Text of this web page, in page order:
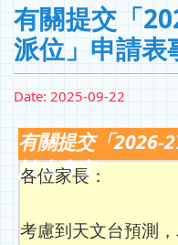
有關提交「
派位」申請表
Date: 2025-09-22
有關提交「2026-
請表事宜
各位家長：
考慮到天文台預測